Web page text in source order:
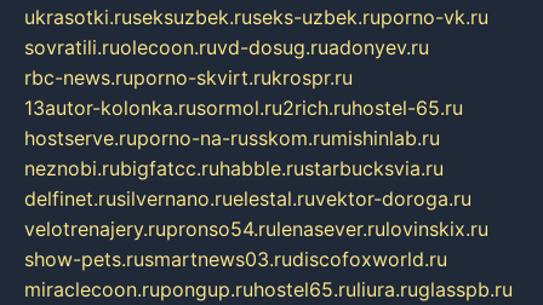
ukrasotki.ruseksuzbek.ruseks-uzbek.ruporno-vk.ru
sovratili.ruolecoon.ruvd-dosug.ruadonyev.ru
rbc-news.ruporno-skvirt.rukrospr.ru
13autor-kolonka.rusormol.ru2rich.ruhostel-65.ru
hostserve.ruporno-na-russkom.rumishinlab.ru
neznobi.rubigfatcc.ruhabble.rustarbucksvia.ru
delfinet.rusilvernano.ruelestal.ruvektor-doroga.ru
velotrenajery.rupronso54.rulenasever.rulovinskix.ru
show-pets.rusmartnews03.rudiscofoxworld.ru
miraclecoon.rupongup.ruhostel65.ruliura.ruglasspb.ru